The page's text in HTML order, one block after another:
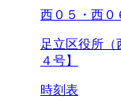
西０５・西０
足立区役所
４号】
時刻表